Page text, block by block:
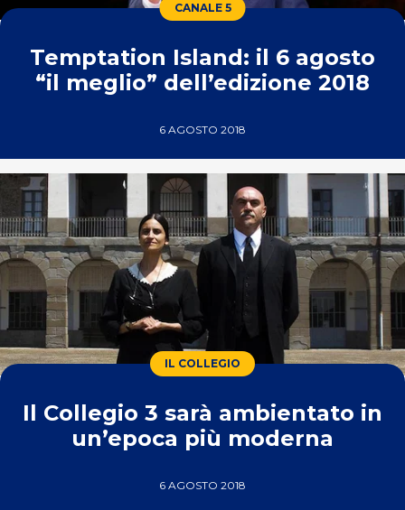
CANALE 5
Temptation Island: il 6 agosto
“il meglio” dell’edizione 2018
6 AGOSTO 2018
IL COLLEGIO
Il Collegio 3 sarà ambientato in
un’epoca più moderna
6 AGOSTO 2018